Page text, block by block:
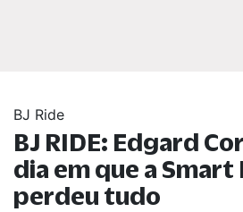
BJ Ride
BJ RIDE: Edgard
dia em que a Smart
perdeu tudo